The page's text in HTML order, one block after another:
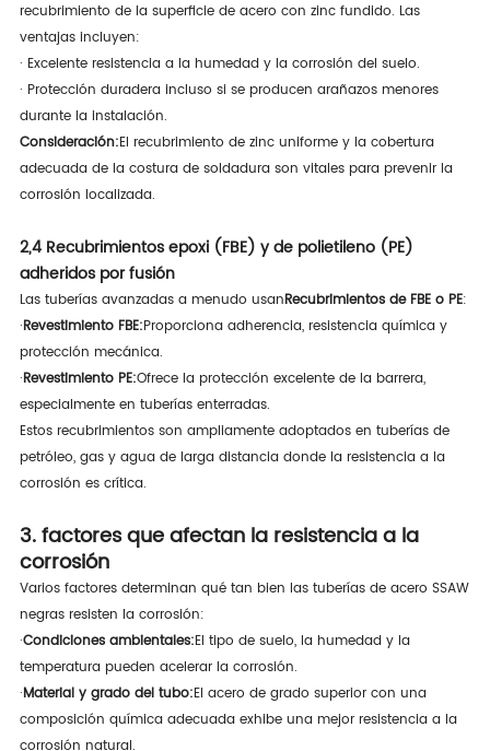
recubrimiento de la superficie de acero con zinc fundido. Las
ventajas incluyen:
· Excelente resistencia a la humedad y la corrosión del suelo.
· Protección duradera incluso si se producen arañazos menores
durante la instalación.
Consideración:El recubrimiento de zinc uniforme y la cobertura
adecuada de la costura de soldadura son vitales para prevenir la
corrosión localizada.
2,4 Recubrimientos epoxi (FBE) y de polietileno (PE)
adheridos por fusión
Las tuberías avanzadas a menudo usanRecubrimientos de FBE o PE:
·Revestimiento FBE:Proporciona adherencia, resistencia química y
protección mecánica.
·Revestimiento PE:Ofrece la protección excelente de la barrera,
especialmente en tuberías enterradas.
Estos recubrimientos son ampliamente adoptados en tuberías de
petróleo, gas y agua de larga distancia donde la resistencia a la
corrosión es crítica.
3. factores que afectan la resistencia a la
corrosión
Varios factores determinan qué tan bien las tuberías de acero SSAW
negras resisten la corrosión:
·Condiciones ambientales:El tipo de suelo, la humedad y la
temperatura pueden acelerar la corrosión.
·Material y grado del tubo:El acero de grado superior con una
composición química adecuada exhibe una mejor resistencia a la
corrosión natural.